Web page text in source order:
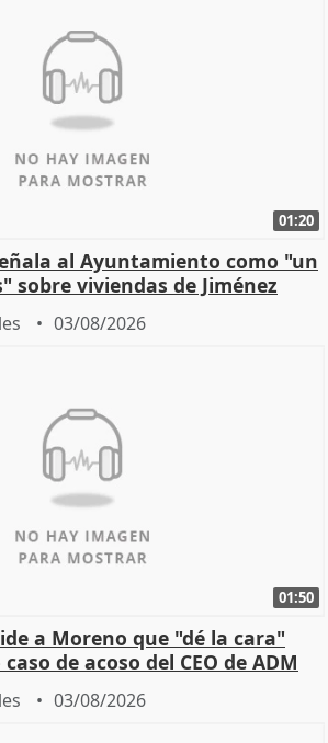
01:20
al Ayuntamiento como "un
sobre viviendas de Jiménez
03/08/2026
01:50
a Moreno que "dé la cara"
de acoso del CEO de ADM
03/08/2026